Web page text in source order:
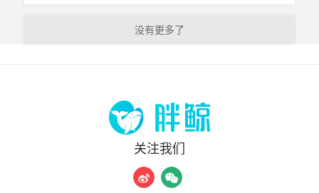
加载更多
关注我们